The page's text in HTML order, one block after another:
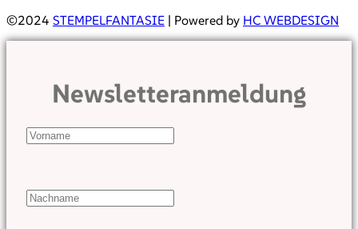
©2024 STEMPELFANTASIE | Powered by HC WEBDESIGN
Newsletteranmeldung